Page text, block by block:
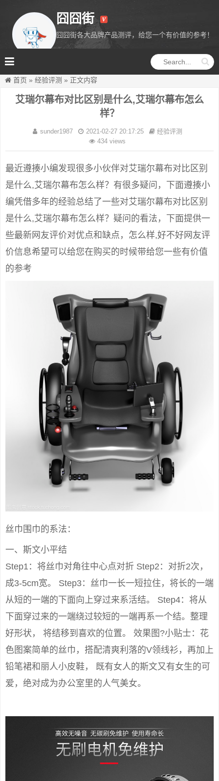
囧囧街
囧囧街各大品牌产品测评，给您一个有价值的参考！
首页 » 经验评测 » 正文内容
艾瑞尔幕布对比区别是什么,艾瑞尔幕布怎么
样？
sunder1987 2021-02-27 20:17:25
经验评测
434 views
最近遵揍小编发现很多小伙伴对艾瑞尔幕布对比区别
是什么,艾瑞尔幕布怎么样？有很多疑问，下面遵揍小
编凭借多年的经验总结了一些对艾瑞尔幕布对比区别
是什么,艾瑞尔幕布怎么样？疑问的看法，下面提供一
些最新网友评价对优点和缺点，怎么样,好不好网友评
价信息希望可以给您在购买的时候带给您一些有价值
的参考
丝巾围巾的系法：
一、斯文小平结
Step1：将丝巾对角往中心点对折 Step2：对折2次，
成3-5cm宽。 Step3：丝巾一长一短拉住，将长的一端
从短的一端的下面向上穿过来系活结。 Step4：将从
下面穿过来的一端绕过较短的一端再系一个结。整理
好形状， 将结移到喜欢的位置。 效果图?小贴士：花
色图案简单的丝巾，搭配清爽利落的V领线衫，再加上
铅笔裙和丽人小皮鞋， 既有女人的斯文又有女生的可
爱，绝对成为办公室里的人气美女。